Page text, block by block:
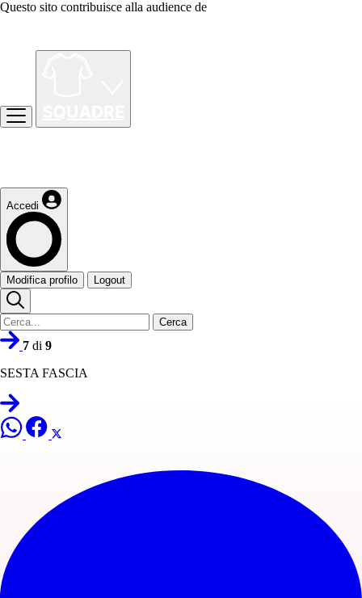
Questo sito contribuisce alla audience de
Accedi
Modifica profilo Logout
Cerca
7 di 9
SESTA FASCIA